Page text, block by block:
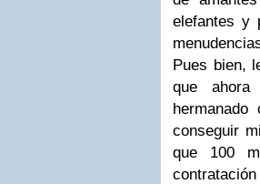
elefantes y
Pues bien,
que ahora
conseguir
que 100